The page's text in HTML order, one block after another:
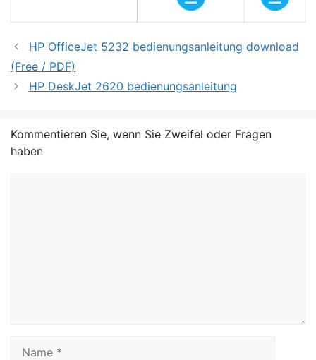
HP OfficeJet 5232 bedienungsanleitung download
(Free / PDF)
HP DeskJet 2620 bedienungsanleitung
Kommentieren Sie, wenn Sie Zweifel oder Fragen
haben